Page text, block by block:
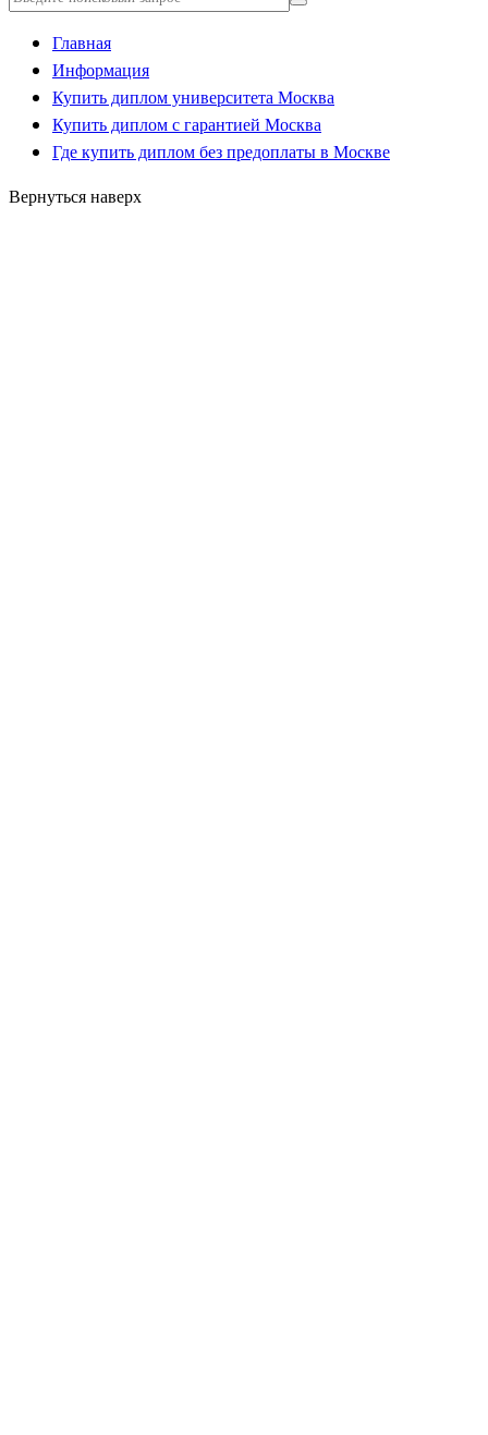
Главная
Информация
Купить диплом университета Москва
Купить диплом с гарантией Москва
Где купить диплом без предоплаты в Москве
Вернуться наверх